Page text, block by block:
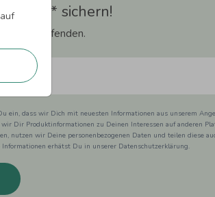
sichern!
dem Laufenden.
dass wir Dich mit neuesten Informationen aus unserem
Dir Produktinformationen zu Deinen Interessen auf anderen
nutzen wir Deine personenbezogenen Daten und teilen diese
erhätst Du in unserer Datenschutzerklärung.